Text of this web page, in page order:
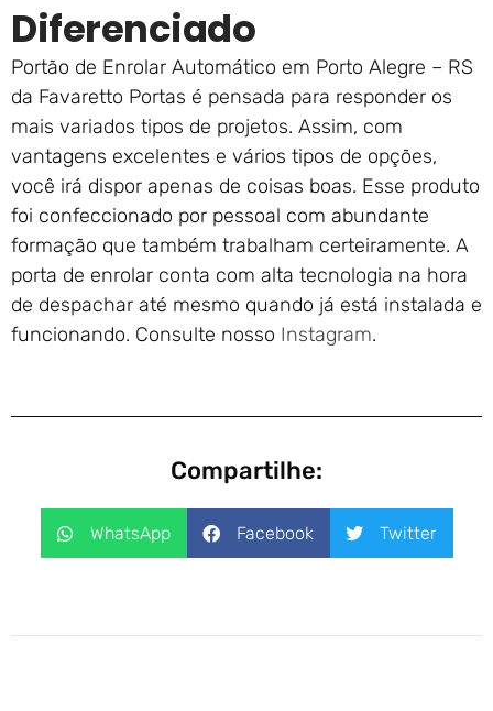
Diferenciado
Portão de Enrolar Automático em Porto Alegre – RS
da Favaretto Portas é pensada para responder os
mais variados tipos de projetos. Assim, com
vantagens excelentes e vários tipos de opções,
você irá dispor apenas de coisas boas. Esse produto
foi confeccionado por pessoal com abundante
formação que também trabalham certeiramente. A
porta de enrolar conta com alta tecnologia na hora
de despachar até mesmo quando já está instalada e
funcionando. Consulte nosso Instagram.
Compartilhe:
WhatsApp Facebook Twitter